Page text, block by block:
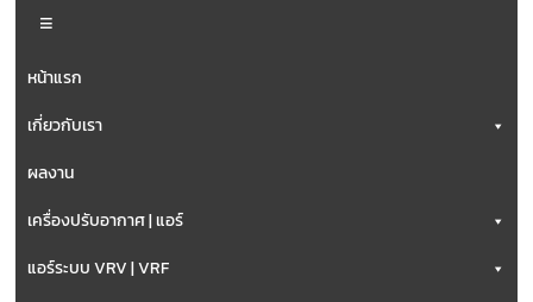
หน้าแรก
เกี่ยวกับเรา
ผลงาน
เครื่องปรับอากาศ | แอร์
แอร์ระบบ VRV | VRF